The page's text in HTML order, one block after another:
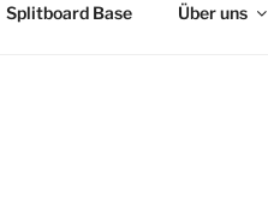
Splitboard Base Über uns